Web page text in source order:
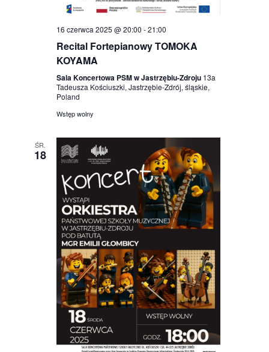
16 czerwca 2025 @ 20:00 -21:00
Recital Fortepianowy TOMOKA
KOYAMA
Sala Koncertowa PSM w Jastrzębiu-Zdroju 13a
Tadeusza Kościuszki, Jastrzębie-Zdrój, śląskie,
Poland
Wstęp wolny
ŚR.
18